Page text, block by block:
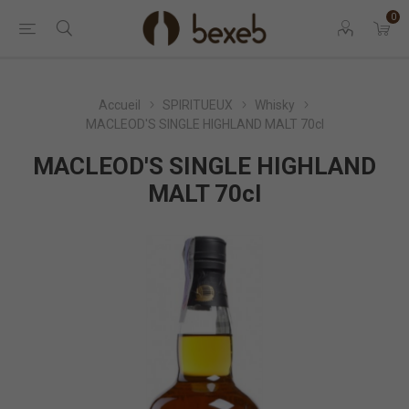
0
Accueil SPIRITUEUX
Whisky
MACLEOD'S SINGLE HIGHLAND MALT 70cl
MACLEOD'S SINGLE HIGHLAND
MALT 70cl